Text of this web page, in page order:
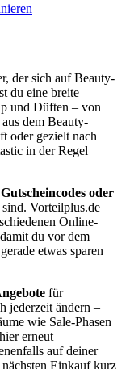
der sich auf Beauty-
du eine breite
und Düften – von
dem Beauty-
oder gezielt nach
in der Regel
Gutscheincodes oder
Vorteilplus.de
Online-
du vor dem
etwas sparen
für
jederzeit ändern –
wie Sale-Phasen
erneut
auf deiner
Einkauf kurz